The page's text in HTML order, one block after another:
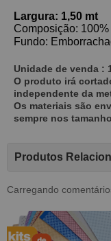
Largura: 1,50 mt
Composição:
Fundo:
Unidade de venda :
O produto irá
independente da
Os materiais são
sempre nos
Produtos
Carregando